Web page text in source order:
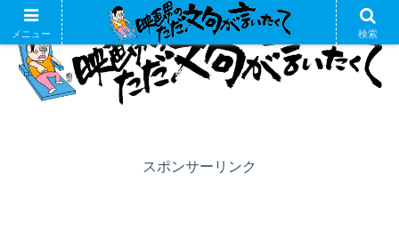
スポンサーリンク
メニュー 検索